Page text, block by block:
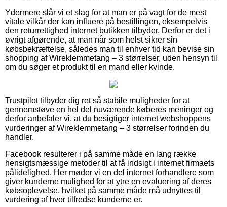
Ydermere slår vi et slag for at man er på vagt for de mest
vitale vilkår der kan influere på bestillingen, eksempelvis
den returrettighed internet butikken tilbyder. Derfor er det i
øvrigt afgørende, at man når som helst sikrer sin
købsbekræftelse, således man til enhver tid kan bevise sin
shopping af Wireklemmetang – 3 størrelser, uden hensyn til
om du søger et produkt til en mand eller kvinde.
Trustpilot tilbyder dig ret så stabile muligheder for at
gennemstøve en hel del nuværende køberes meninger og
derfor anbefaler vi, at du besigtiger internet webshoppens
vurderinger af Wireklemmetang – 3 størrelser forinden du
handler.
Facebook resulterer i på samme måde en lang række
hensigtsmæssige metoder til at få indsigt i internet firmaets
pålidelighed. Her møder vi en del internet forhandlere som
giver kunderne mulighed for at ytre en evaluering af deres
købsoplevelse, hvilket på samme måde må udnyttes til
vurdering af hvor tilfredse kunderne er.